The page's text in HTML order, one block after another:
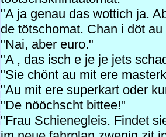
"A ja genau das wottich ja.
de tötschomat. Chan i döt
"Nai, aber euro."
"A , das isch e je je jets
"Sie chönt au mit ere
"Au mit ere superkart oder
"De nööchscht bittee!"
"Frau Schienegleis. Findet